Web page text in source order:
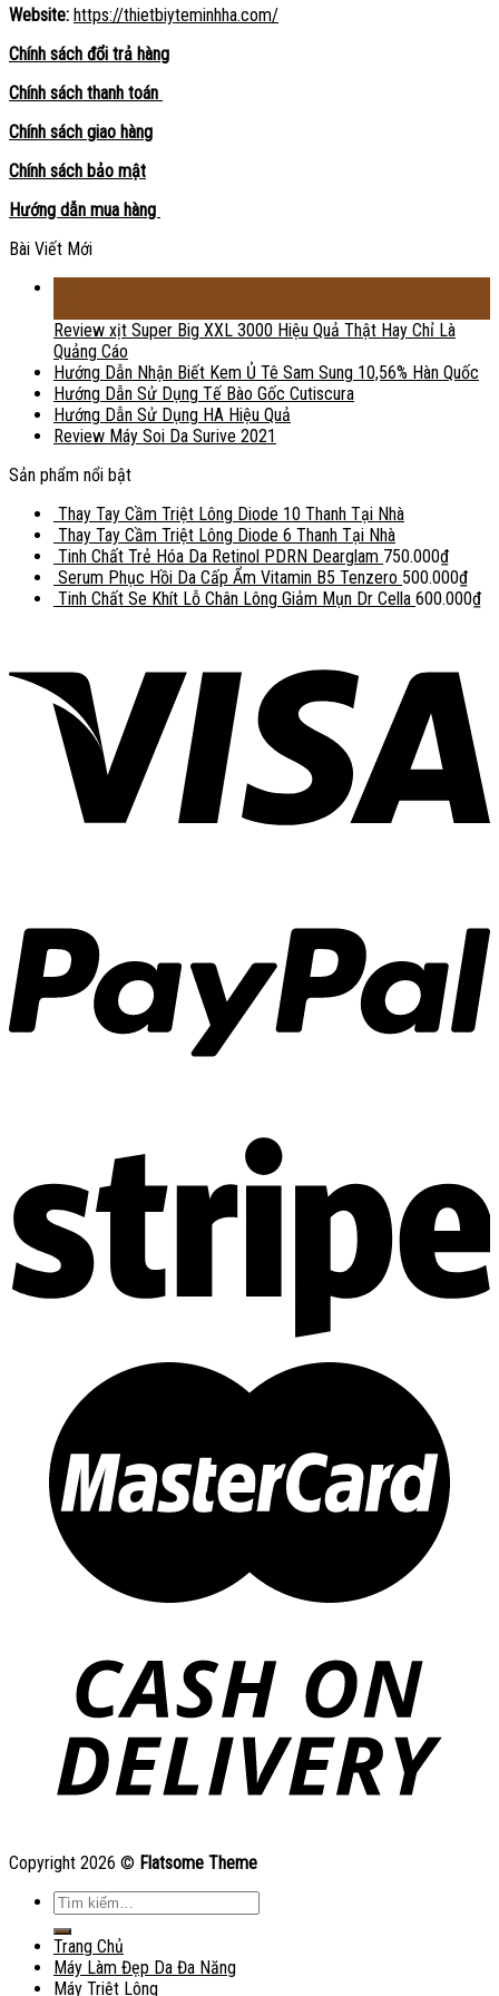
Website: https://thietbiyteminhha.com/
Chính sách đổi trả hàng
Chính sách thanh toán
Chính sách giao hàng
Chính sách bảo mật
Hướng dẫn mua hàng
Bài Viết Mới
Review xịt Super Big XXL 3000 Hiệu Quả Thật Hay Chỉ Là
Quảng Cáo
Hướng Dẫn Nhận Biết Kem Ủ Tê Sam Sung 10,56% Hàn Quốc
Hướng Dẫn Sử Dụng Tế Bào Gốc Cutiscura
Hướng Dẫn Sử Dụng HA Hiệu Quả
Review Máy Soi Da Surive 2021
Sản phẩm nổi bật
Thay Tay Cầm Triệt Lông Diode 10 Thanh Tại Nhà
Thay Tay Cầm Triệt Lông Diode 6 Thanh Tại Nhà
Tinh Chất Trẻ Hóa Da Retinol PDRN Dearglam 750.000₫
Serum Phục Hồi Da Cấp Ẩm Vitamin B5 Tenzero 500.000₫
Tinh Chất Se Khít Lỗ Chân Lông Giảm Mụn Dr Cella 600.000₫
Copyright 2026 © Flatsome Theme
Tìm
kiếm:
Trang Chủ
Máy Làm Đẹp Da Đa Năng
Máy Triệt Lông